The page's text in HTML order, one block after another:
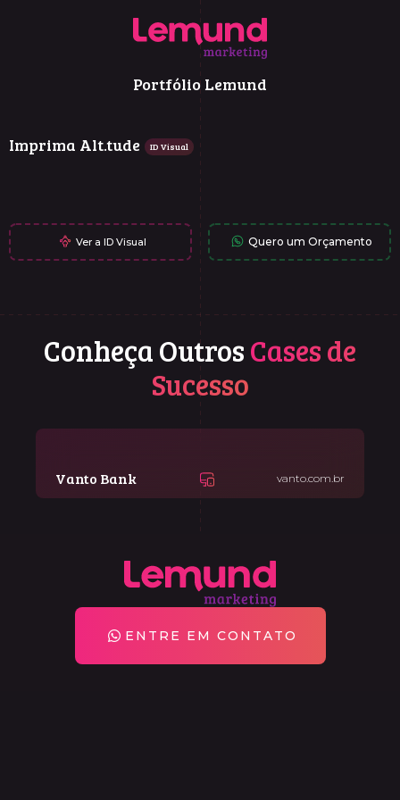
Portfólio Lemund
Imprima Alt.tude ID Visual
Ver a ID Visual Quero um Orçamento
Conheça OutrosCases de
Sucesso
Vanto Bank vanto.com.br
ENTRE EM CONTATO